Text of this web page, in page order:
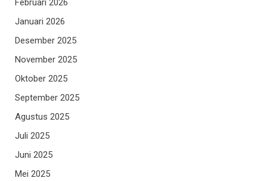
Februari 2026
Januari 2026
Desember 2025
November 2025
Oktober 2025
September 2025
Agustus 2025
Juli 2025
Juni 2025
Mei 2025